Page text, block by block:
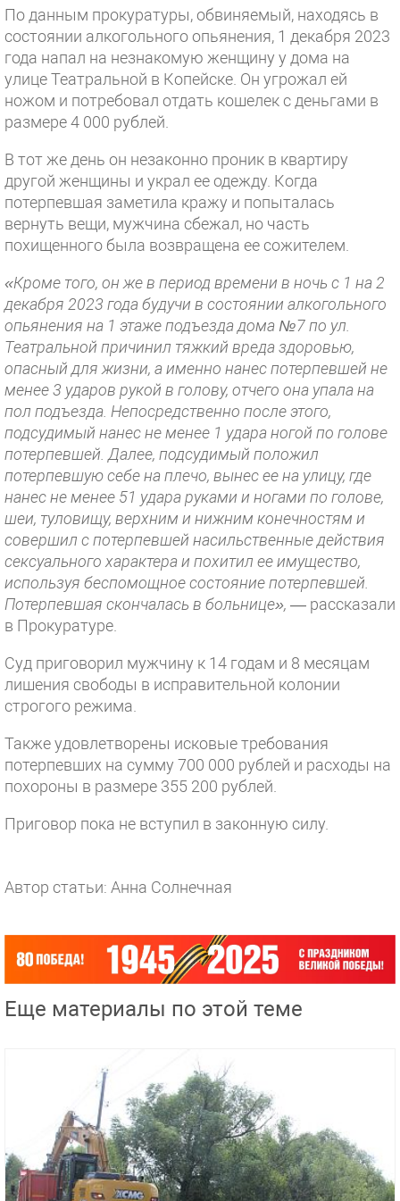
По данным прокуратуры, обвиняемый, находясь в
состоянии алкогольного опьянения, 1 декабря 2023
года напал на незнакомую женщину у дома на
улице Театральной в Копейске. Он угрожал ей
ножом и потребовал отдать кошелек с деньгами в
размере 4 000 рублей.
В тот же день он незаконно проник в квартиру
другой женщины и украл ее одежду. Когда
потерпевшая заметила кражу и попыталась
вернуть вещи, мужчина сбежал, но часть
похищенного была возвращена ее сожителем.
«Кроме того, он же в период времени в ночь с 1 на 2
декабря 2023 года будучи в состоянии алкогольного
опьянения на 1 этаже подъезда дома №7 по ул.
Театральной причинил тяжкий вреда здоровью,
опасный для жизни, а именно нанес потерпевшей не
менее 3 ударов рукой в голову, отчего она упала на
пол подъезда. Непосредственно после этого,
подсудимый нанес не менее 1 удара ногой по голове
потерпевшей. Далее, подсудимый положил
потерпевшую себе на плечо, вынес ее на улицу, где
нанес не менее 51 удара руками и ногами по голове,
шеи, туловищу, верхним и нижним конечностям и
совершил с потерпевшей насильственные действия
сексуального характера и похитил ее имущество,
используя беспомощное состояние потерпевшей.
Потерпевшая скончалась в больнице», — рассказали
в Прокуратуре.
Суд приговорил мужчину к 14 годам и 8 месяцам
лишения свободы в исправительной колонии
строгого режима.
Также удовлетворены исковые требования
потерпевших на сумму 700 000 рублей и расходы на
похороны в размере 355 200 рублей.
Приговор пока не вступил в законную силу.
Автор статьи: Анна Солнечная
Еще материалы по этой теме